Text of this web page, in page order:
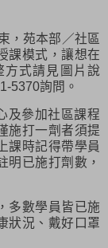
，苑本部／社區
課模式，讓想在
方式請見圖片說
5370詢問。
及參加社區課程
施打一劑者須提
課時記得帶學員
明已施打劑數，
多數學員皆已施
狀況、戴好口罩